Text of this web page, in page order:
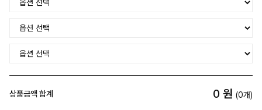
상품금액 합계 0 원 (0개)